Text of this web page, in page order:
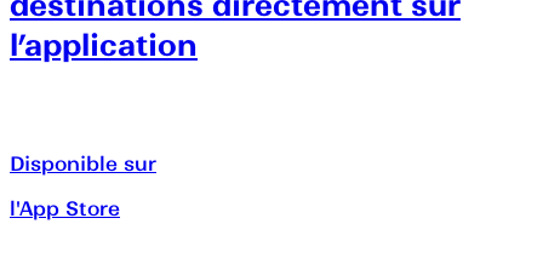
l’application
Disponible sur
l'App Store